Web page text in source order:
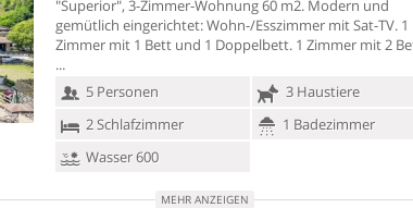
"Superior", 3-Zimmer-Wohnung 60 m2. Modern und
gemütlich eingerichtet:Wohn-/Esszimmer mit Sat-TV. 1
Zimmer mit 1 Bett und 1 Doppelbett. 1 Zimmer mit 2
5 Personen
3 Haustiere
2 Schlafzimmer
1 Badezimmer
Wasser 600
MEHR ANZEIGEN